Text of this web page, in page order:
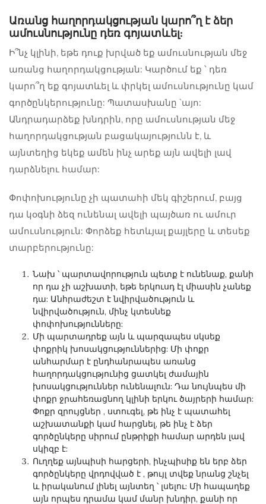
Առանց հաղորդակցության կարո՞ղ է ձեր
ամուսնությունը դեռ գոյատևել:
Ի՞նչ կլինի, եթե դուք խրված եք ամուսնության մեջ
առանց հաղորդակցության: Կարծում եք ՝ դեռ
կարո՞ղ եք գոյատևել և փրկել ամուսնությունը կամ
գործընկերությունը: Պատասխանը `այո:
Անդրադարձեք խնդրին, որը ամուսնության մեջ
հաղորդակցության բացակայությունն է, և
այնտեղից եկեք ամեն ինչ արեք այն ավելի լավ
դարձնելու համար:
Փոփոխությունը չի պատահի մեկ գիշերում, բայց
դա կօգնի ձեզ ունենալ ավելի պայծառ ու ամուր
ամուսնություն: Փորձեք հետևյալ քայլերը և տեսեք
տարբերությունը:
Նախ ՝ պարտավորություն պետք է ունենաք, քանի
որ դա չի աշխատի, եթե երկուսդ էլ միասին չանեք
դա: Անհրաժեշտ է նվիրվածություն և
նվիրվածություն, մինչ կտեսնեք
փոփոխությունները:
Մի պարտադրեք այն և պարզապես սկսեք
փոքրիկ խոսակցություններից: Մի փոքր
անհարմար է ընդհանրապես առանց
հաղորդակցությունից ցատկել ժամային
խոսակցություններ ունենալուն: Դա նույնպես մի
փոքր ջրահեռացնող կլինի երկու ծայրերի համար:
Փոքր զրույցներ , ստուգել, ​​թե ինչ է պատահել
աշխատանքի կամ հարցնել, թե ինչ է ձեր
գործընկերը սիրում ընթրիքի համար արդեն լավ
սկիզբ է:
Ուղղեք այնպիսի հարցերի, ինչպիսիք են երբ ձեր
գործընկերը վրդովված է , թույլ տվեք նրանց շնչել
և իրականում լինել այնտեղ ՝ լսելու: Մի հապաղեք
այն որպես դրամա կամ մանր խնդիր, քանի որ